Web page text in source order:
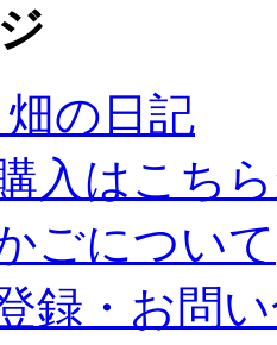
畑の日記
入はこち
ごについて
録・お問